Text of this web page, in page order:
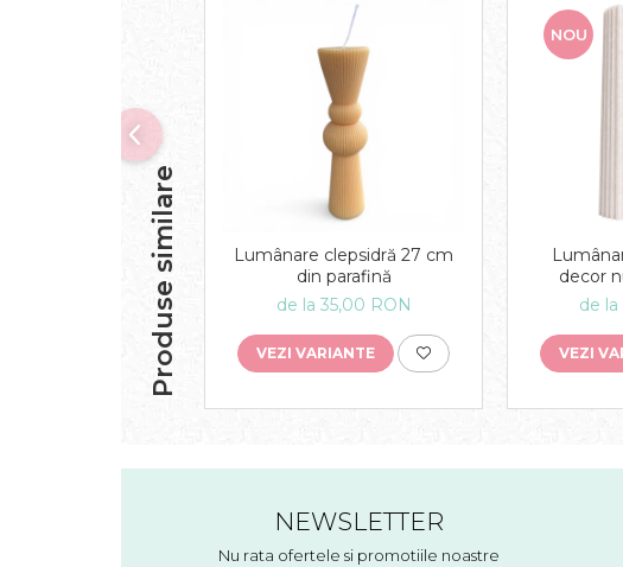
Produse similare
Lumânare clepsidră 27 cm
din parafină
de la 35,00 RON
VEZI VARIANTE
NOU
decor
de la
VEZI
NEWSLETTER
Nu rata ofertele si promotiile noastre